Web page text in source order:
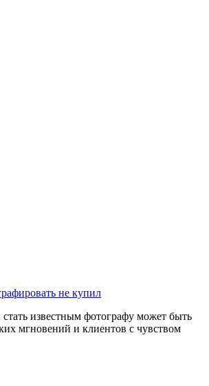
не купил
известным фотографу может быть
мгновений и клиентов с чувством